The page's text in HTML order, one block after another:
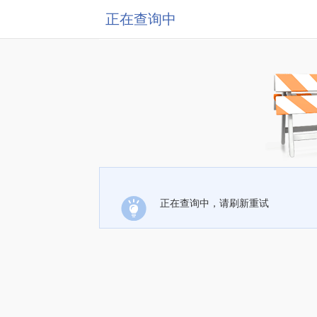
正在查询中
正在查询中，请刷新重试